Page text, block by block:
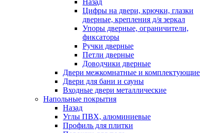
Назад
Цифры на двери, крючки, глазки
дверные, крепления д/я зеркал
Упоры дверные, ограничители,
фиксаторы
Ручки дверные
Петли дверные
Доводчики дверные
Двери межкомнатные и комплектующие
Двери для бани и сауны
Входные двери металлические
Напольные покрытия
Назад
Углы ПВХ, алюминиевые
Профиль для плитки